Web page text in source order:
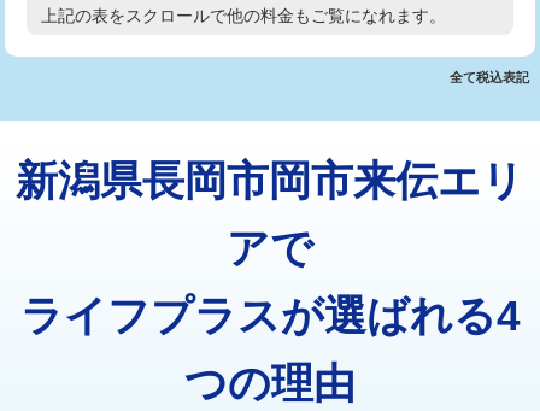
え）
マス交換（土の掘削・埋め戻し作業） 11,000円~
マス交換（深さ50㎝以上） 66,000円
コンクリート斫り（厚さ10㎝超え）
モルタル補修（厚さ10㎝まで） 27,500円
16,500円
高度高圧洗浄換 現地調査
トーラー機使用/3mまで 33,000円
追加トーラー機使用/3m超え +3,300円
止水・漏水調査・防水処理・清掃・修
11,000円
止水・漏水調査・防水処理・清掃・修
22,000円
上記の表をスクロールで他の料金もご覧になれます。
全て税込表記
新潟県長岡市岡市来伝エリ
アで
ライフプラスが選ばれる4
つの理由